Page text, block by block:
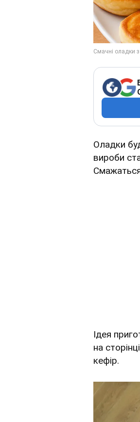
Оладки
вироби
Ідея
на
кефір.